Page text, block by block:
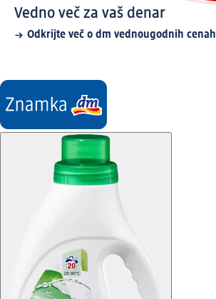
Vedno več za vaš denar
Odkrijte več o dm vednougodnih cenah